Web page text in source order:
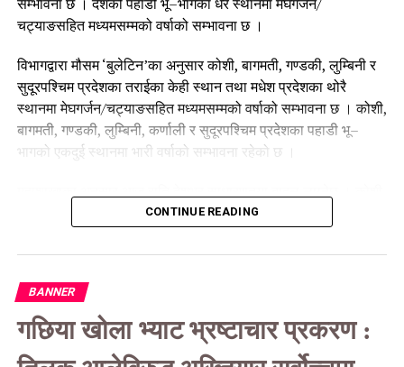
चट्याङसहित मध्यमसम्मको वर्षाको सम्भावना छ ।
विभागद्वारा मौसम ‘बुलेटिन’का अनुसार कोशी, बागमती, गण्डकी, लुम्बिनी र
सुदूरपश्चिम प्रदेशका तराईका केही स्थान तथा मधेश प्रदेशका थोरै
स्थानमा मेघगर्जन/चट्याङसहित मध्यमसम्मको वर्षाको सम्भावना छ । कोशी,
बागमती, गण्डकी, लुम्बिनी, कर्णाली र सुदूरपश्चिम प्रदेशका पहाडी भू–
भागको एकदुई स्थानमा भारी वर्षाको सम्भावना रहेको छ ।
बागमती र गण्डकी प्रदेशका हिमाली भू–भागका केही स्थानमा तथा लुम्बिनी,
चट्याङसहित मध्यमसम्मको वर्षा/हिमपातको सम्भावना छ ।
कोशी, बागमती, गण्डकी र लुम्बिनी प्रदेशका पहाडी र तराई भू–भागका केही
स्थानमा, मधेस प्रदेश तथा कर्णाली पहाडी भू–भागका र सुदूरपश्चिम
प्रदेशका पहाडी र तराई भू–भागका थोरै स्थानमा मेघगर्जन/चट्याङसहित
मध्यमसम्मको वर्षाको सम्भावना रहेको महाशाखाले जनाएको छ । कोशी,
CONTINUE READING
BANNER
गछिया खोला भ्याट भ्रष्टाचार प्रकरण :